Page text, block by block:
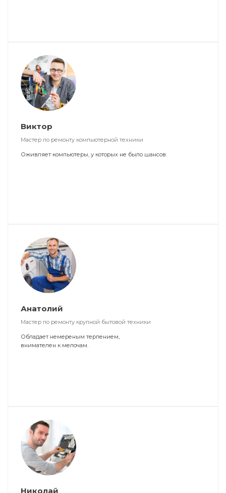
Виктор
Мастер по ремонту компьютерной техники
Оживляет компьютеры, у которых не было шансов.
Анатолий
Мастер по ремонту крупной бытовой техники
Обладает немереным терпением,
внимателен к мелочам.
Николай